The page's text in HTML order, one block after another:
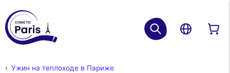
Ужин на теплоходе в Париже